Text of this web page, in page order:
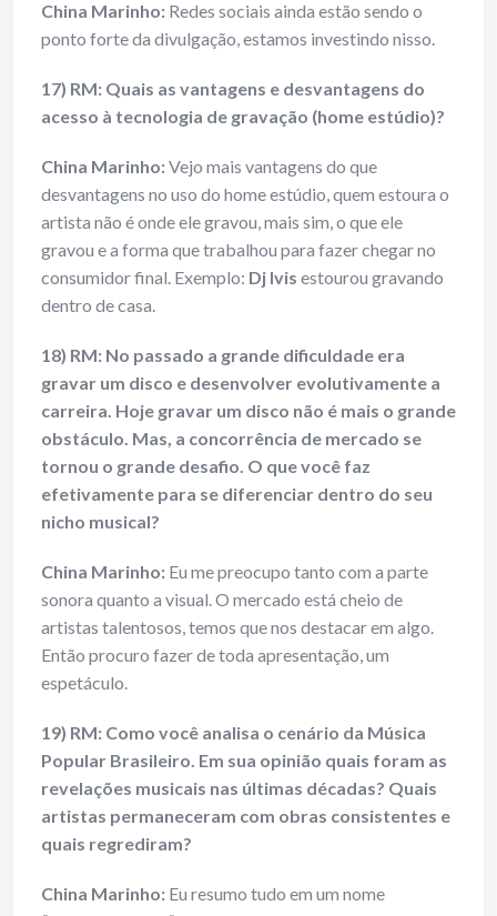
China Marinho: Redes sociais ainda estão sendo o
ponto forte da divulgação, estamos investindo nisso.
17) RM: Quais as vantagens e desvantagens do
acesso à tecnologia de gravação (home estúdio)?
China Marinho:Vejo mais vantagens do que
desvantagens no uso do home estúdio, quem estoura o
artista não é onde ele gravou, mais sim, o que ele
gravou e a forma que trabalhou para fazer chegar no
consumidor final. Exemplo: Dj Ivis estourou gravando
dentro de casa.
18) RM: No passado a grande dificuldade era
gravar um disco e desenvolver evolutivamente a
carreira. Hoje gravar um disco não é mais o grande
obstáculo. Mas, a concorrência de mercado se
tornou o grande desafio. O que você faz
efetivamente para se diferenciar dentro do seu
nicho musical?
China Marinho: Eu me preocupo tanto com a parte
sonora quanto a visual. O mercado está cheio de
artistas talentosos, temos que nos destacar em algo.
Então procuro fazer de toda apresentação, um
espetáculo.
19) RM: Como você analisa o cenário da Música
Popular Brasileiro. Em sua opinião quais foram as
revelações musicais nas últimas décadas? Quais
artistas permaneceram com obras consistentes e
quais regrediram?
China Marinho: Eu resumo tudo em um nome